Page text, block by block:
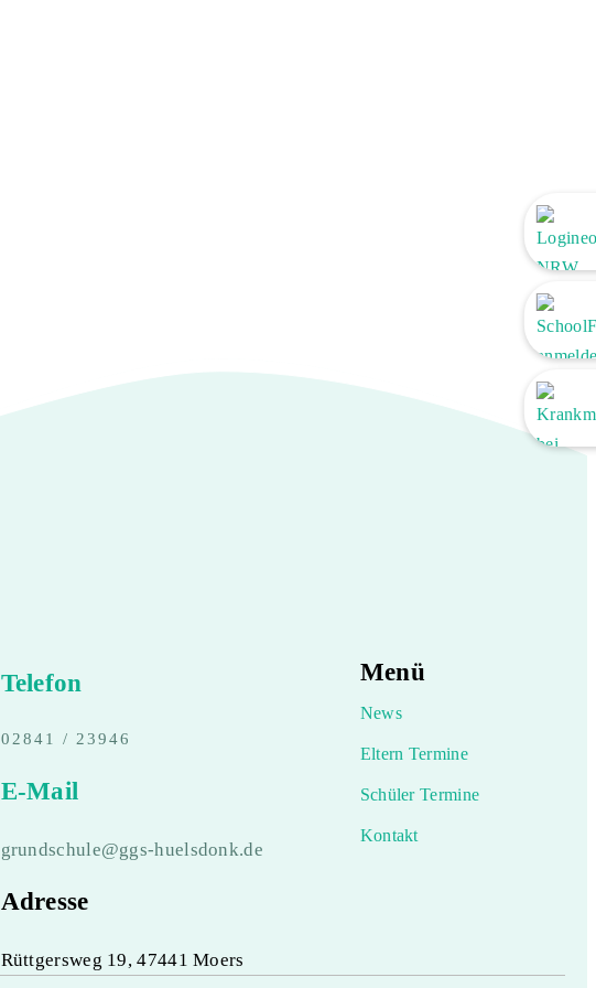
Telefon
02841 / 23946
E-Mail
grundschule@ggs-huelsdonk.de
Adresse
Rüttgersweg 19, 47441 Moers
Menü
News
Eltern Termine
Schüler Termine
Kontakt